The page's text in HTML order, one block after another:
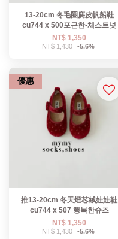
13-20cm 冬毛圈麂皮帆船鞋
cu744 x 500포근한-체스트넛
NT$ 1,350
NT$ 1,430 -5.6%
優惠
推13-20cm 冬天燈芯絨娃娃鞋
cu744 x 507 행복한슈즈
NT$ 1,350
NT$ 1,430 -5.6%